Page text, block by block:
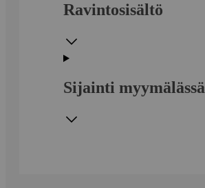
Ravintosisältö
Sijainti myymälässä